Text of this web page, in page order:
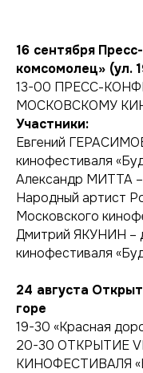
16 сентября
комсомолец» (ул.
13-00 ПРЕСС-
МОСКОВСКОМУ
Участники:
Евгений
кинофестиваля
Александр МИТТА –
Народный артист
Московского
Дмитрий ЯКУНИН –
кинофестиваля
24 августа
горе
19-30 «Красная
20-30 ОТКРЫТИЕ
КИНОФЕСТИВАЛЯ